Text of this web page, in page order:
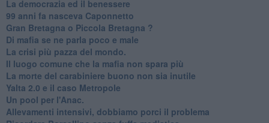
La democrazia ed il benessere
99 anni fa nasceva Caponnetto
Gran Bretagna o Piccola Bretagna ?
Di mafia se ne parla poco e male
La crisi più pazza del mondo.
Il luogo comune che la mafia non spara più
La morte del carabiniere buono non sia inutile
Yalta 2.0 e il caso Metropole
​Un pool per l'Anac.
Allevamenti intensivi, dobbiamo porci il problema